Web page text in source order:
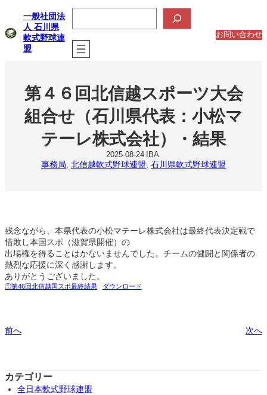
を
一般社団法
人 石川県
軟式野球連
盟
検
お問い合わせ
第４６回北信越スポーツ大会
組合せ（石川県代表：小松マ
テーレ株式会社）・結果
2025-08-24 IBA
事務局 北信越軟式野球連盟 石川県軟式野球連盟
残念ながら、本県代表の小松マテーレ株式会社は最終代表決定戦で
惜敗し本国スポ（滋賀県開催）の
出場権を得ることはかないませんでした。チームの健闘と関係者の
熱烈な応援に深く感謝します。
ありがとうございました。
①第46回北信越国スポ最終結果 ダウンロード
前へ 次へ
カテゴリー
全日本軟式野球連盟